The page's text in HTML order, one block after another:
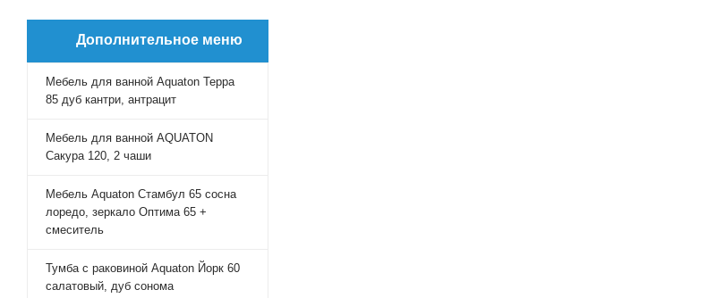
Дополнительное меню
Мебель для ванной Aquaton Терра
85 дуб кантри, антрацит
Мебель для ванной AQUATON
Сакура 120, 2 чаши
Мебель Aquaton Стамбул 65 сосна
лоредо, зеркало Оптима 65 +
смеситель
Тумба с раковиной Aquaton Йорк 60
салатовый, дуб сонома